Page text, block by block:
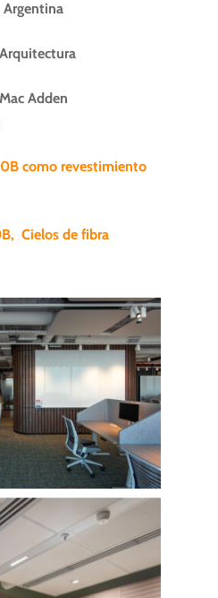
Argentina
Adden
como revestimiento
Cielos de fibra